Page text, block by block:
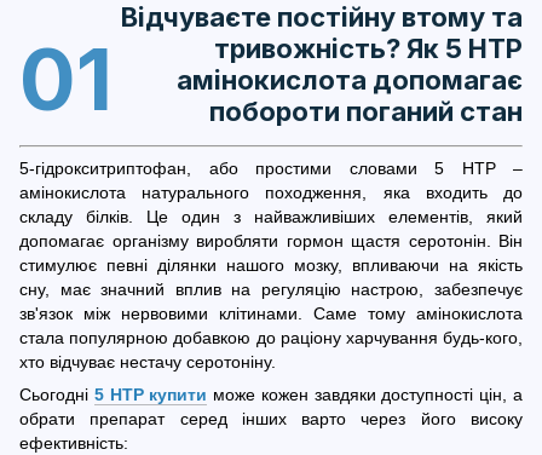
Відчуваєте постійну втому та
тривожність? Як 5 HTP
амінокислота допомагає
побороти поганий стан
01
5-гідрокситриптофан, або простими словами 5 HTP –
амінокислота натурального походження, яка входить до
складу білків. Це один з найважливіших елементів, який
допомагає організму виробляти гормон щастя серотонін. Він
стимулює певні ділянки нашого мозку, впливаючи на якість
сну, має значний вплив на регуляцію настрою, забезпечує
зв'язок між нервовими клітинами. Саме тому амінокислота
стала популярною добавкою до раціону харчування будь-кого,
хто відчуває нестачу серотоніну.
Сьогодні 5 HTP купити може кожен завдяки доступності цін, а
обрати препарат серед інших варто через його високу
ефективність: